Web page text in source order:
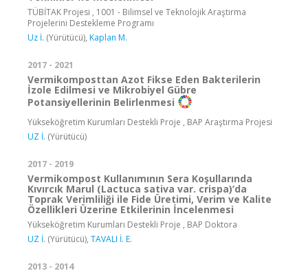
TÜBİTAK Projesi , 1001 - Bilimsel ve Teknolojik Araştırma
Projelerini Destekleme Programı
Uz İ. (Yürütücü), Kaplan M.
2017 - 2021
Vermikomposttan Azot Fikse Eden Bakterilerin
İzole Edilmesi ve Mikrobiyel Gübre
Potansiyellerinin Belirlenmesi
Yükseköğretim Kurumları Destekli Proje , BAP Araştırma Projesi
UZ İ. (Yürütücü)
2017 - 2019
Vermikompost Kullanımının Sera Koşullarında
Kıvırcık Marul (Lactuca sativa var. crispa)’da
Toprak Verimliliği ile Fide Üretimi, Verim ve Kalite
Özellikleri Üzerine Etkilerinin İncelenmesi
Yükseköğretim Kurumları Destekli Proje , BAP Doktora
UZ İ. (Yürütücü), TAVALI İ. E.
2013 - 2014